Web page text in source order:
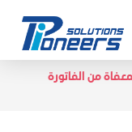
من الفاتورة